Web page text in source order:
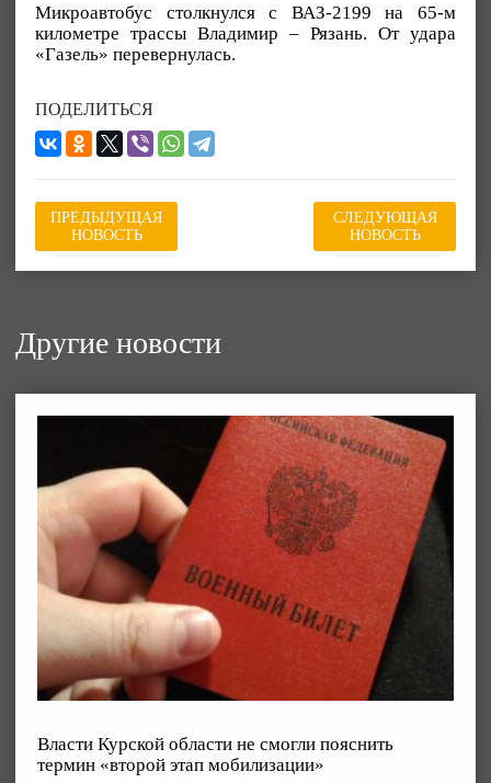
Микроавтобус столкнулся с ВАЗ-2199 на 65-м
километре трассы Владимир – Рязань. От удара
«Газель» перевернулась.
ПОДЕЛИТЬСЯ
ПРЕДЫДУЩАЯ
НОВОСТЬ
СЛЕДУЮЩАЯ
НОВОСТЬ
Другие новости
Власти Курской области не смогли пояснить
термин «второй этап мобилизации»